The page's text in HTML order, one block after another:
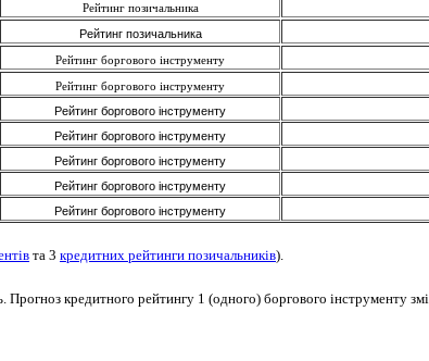
Рейтинг позичальника
Рейтинг позичальника
Рейтинг боргового інструменту
Рейтинг боргового інструменту
Рейтинг боргового інструменту
Рейтинг боргового інструменту
Рейтинг боргового інструменту
Рейтинг боргового інструменту
Рейтинг боргового інструменту
та 3 кредитних рейтинги позичальників).
Прогноз кредитного рейтингу 1 (одного) боргового інструменту